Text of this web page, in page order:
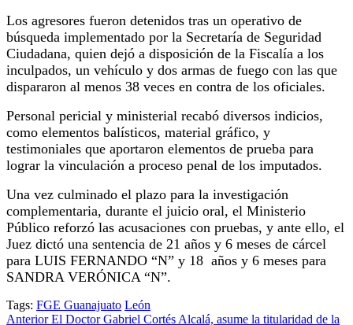
Los agresores fueron detenidos tras un operativo de
búsqueda implementado por la Secretaría de Seguridad
Ciudadana, quien dejó a disposición de la Fiscalía a los
inculpados, un vehículo y dos armas de fuego con las que
dispararon al menos 38 veces en contra de los oficiales.
Personal pericial y ministerial recabó diversos indicios,
como elementos balísticos, material gráfico, y
testimoniales que aportaron elementos de prueba para
lograr la vinculación a proceso penal de los imputados.
Una vez culminado el plazo para la investigación
complementaria, durante el juicio oral, el Ministerio
Público reforzó las acusaciones con pruebas, y ante ello, el
Juez dictó una sentencia de 21 años y 6 meses de cárcel
para LUIS FERNANDO “N” y 18 años y 6 meses para
SANDRA VERÓNICA “N”.
Tags: FGE Guanajuato León
AnteriorEl Doctor Gabriel Cortés Alcalá, asume la titularidad de la